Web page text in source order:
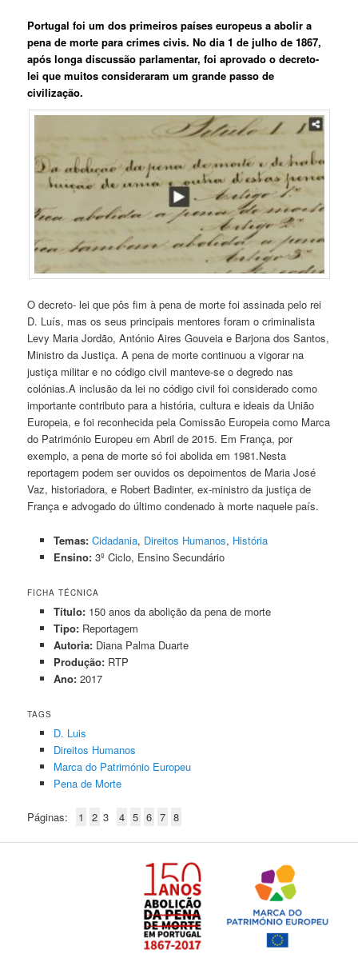
Portugal foi um dos primeiros países europeus a abolir a
pena de morte para crimes civis. No dia 1 de julho de 1867,
após longa discussão parlamentar, foi aprovado o decreto-
lei que muitos consideraram um grande passo de
civilização.
O decreto- lei que pôs fim à pena de morte foi assinada pelo rei
D. Luís, mas os seus principais mentores foram o criminalista
Levy Maria Jordão, António Aires Gouveia e Barjona dos Santos,
Ministro da Justiça. A pena de morte continuou a vigorar na
justiça militar e no código civil manteve-se o degredo nas
colónias.A inclusão da lei no código civil foi considerado como
importante contributo para a história, cultura e ideais da União
Europeia, e foi reconhecida pela Comissão Europeia como Marca
do Património Europeu em Abril de 2015. Em França, por
exemplo, a pena de morte só foi abolida em 1981.Nesta
reportagem podem ser ouvidos os depoimentos de Maria José
Vaz, historiadora, e Robert Badinter, ex-ministro da justiça de
França e advogado do último condenado à morte naquele país.
Temas: Cidadania, Direitos Humanos, História
Ensino: 3º Ciclo, Ensino Secundário
FICHA TÉCNICA
Título: 150 anos da abolição da pena de morte
Tipo: Reportagem
Autoria: Diana Palma Duarte
Produção: RTP
Ano: 2017
TAGS
D. Luis
Direitos Humanos
Marca do Património Europeu
Pena de Morte
Páginas: 1 2 3 4 5 6 7 8